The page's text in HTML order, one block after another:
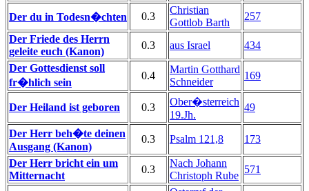
Der du in Todesn�chten 0.3
Christian
Gottlob Barth
257
Der Friede des Herrn
geleite euch (Kanon)
0.3 aus Israel
434
Der Gottesdienst soll
fr�hlich sein
0.4
Martin Gotthard
Schneider
169
Der Heiland ist geboren 0.3
Ober�sterreich
19.Jh.
49
Der Herr beh�te deinen
Ausgang (Kanon)
0.3 Psalm 121,8 173
Der Herr bricht ein um
Mitternacht
0.3
Nach Johann
Christoph Rube
571